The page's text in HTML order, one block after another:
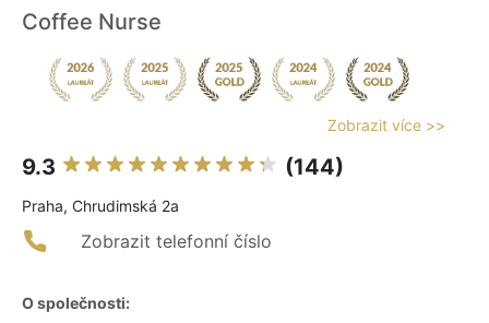
Coffee Nurse
Zobrazit více >>
9.3 (144)
Praha, Chrudimská 2a
Zobrazit telefonní číslo
O společnosti: